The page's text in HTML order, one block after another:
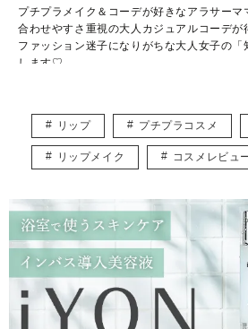
プチプラメイク＆コーデが好きなアラサーマ
合わせやすさ重視の大人カジュアルコーデが
ファッション迷子になりがちな大人女子の「
します♡
リップ プチプラコスメ
リップメイク コスメレビュ